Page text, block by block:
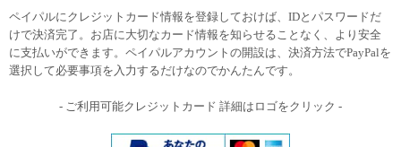
ペイパルにクレジットカード情報を登録しておけば、IDとパスワードだ
けで決済完了。お店に大切なカード情報を知らせることなく、より安全
に支払いができます。ペイパルアカウントの開設は、決済方法でPayPalを
選択して必要事項を入力するだけなのでかんたんです。
- ご利用可能クレジットカード 詳細はロゴをクリック -